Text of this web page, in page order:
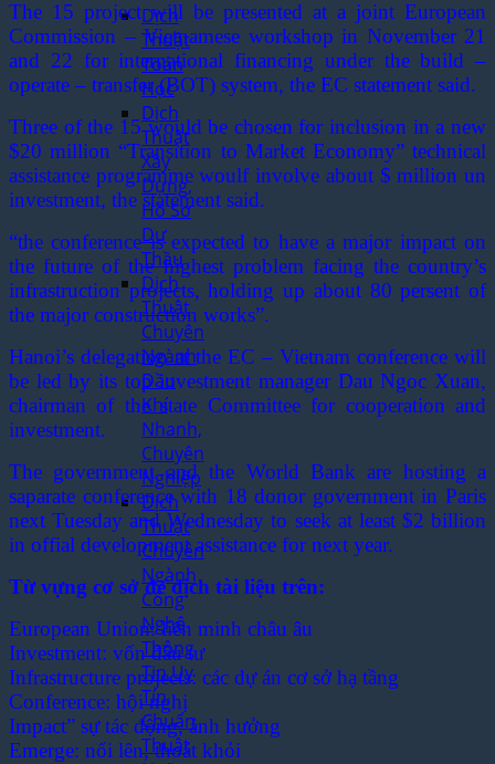
Dịch
Thuật
Toán
Học
Dịch
Thuật
Xây
Dựng,
Hồ Sơ
Dự
Thầu
Dịch
Thuật
Chuyên
Ngành
Dầu
Khí
Nhanh,
Chuyên
Nghiệp
Dịch
Thuật
Chuyên
Ngành
Công
Nghệ
Thông
Tin Uy
Tín,
Chuẩn
Thuật
The 15 project will be presented at a joint European
Commission – Vietnamese workshop in November 21
and 22 for international financing under the build –
operate – transfer (BOT) system, the EC statement said.
Three of the 15 would be chosen for inclusion in a new
$20 million “Transition to Market Economy” technical
assistance programme woulf involve about $ million un
investment, the statement said.
“the conference is expected to have a major impact on
the future of the highest problem facing the country’s
infrastruction projects, holding up about 80 persent of
the major construction works”.
Hanoi’s delegation at the EC – Vietnam conference will
be led by its top investment manager Dau Ngoc Xuan,
chairman of the state Committee for cooperation and
investment.
The government and the World Bank are hosting a
saparate conference with 18 donor government in Paris
next Tuesday and Wednesday to seek at least $2 billion
in offial development assistance for next year.
Từ vựng cơ sở để dịch tài liệu trên:
European Union: liên minh châu âu
Investment: vốn đầu tư
Infrastructure projects: các dự án cơ sở hạ tầng
Conference: hội nghị
Impact” sự tác động, ảnh hưởng
Emerge: nổi lên, thoát khỏi